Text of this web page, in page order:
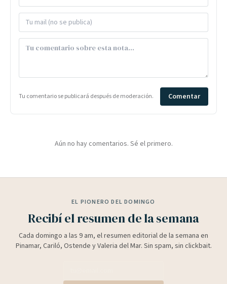
Tu comentario se publicará después de moderación. Comentar
Aún no hay comentarios. Sé el primero.
EL PIONERO DEL DOMINGO
Recibí el resumen de la semana
Cada domingo a las 9 am, el resumen editorial de la semana en
Pinamar, Cariló, Ostende y Valeria del Mar. Sin spam, sin clickbait.